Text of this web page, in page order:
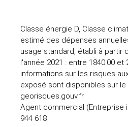
Classe énergie D, Classe
estimé des dépenses
usage standard, établi à partir
l'année 2021 : entre 1840.00 et
informations sur les risques
exposé sont disponibles sur le
georisques.gouv.fr.
Agent commercial (Entreprise
944 618